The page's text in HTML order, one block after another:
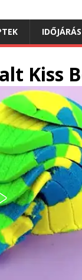
IDŐJÁRÁS
Kiss